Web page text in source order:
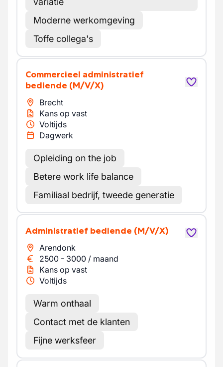
Moderne werkomgeving
Toffe collega's
Commercieel administratief
bediende (M/V/X)
Brecht
Kans op vast
Voltijds
Dagwerk
Opleiding on the job
Betere work life balance
Familiaal bedrijf, tweede generatie
Administratief bediende (M/V/X)
Arendonk
2500 - 3000 / maand
Kans op vast
Voltijds
Warm onthaal
Contact met de klanten
Fijne werksfeer